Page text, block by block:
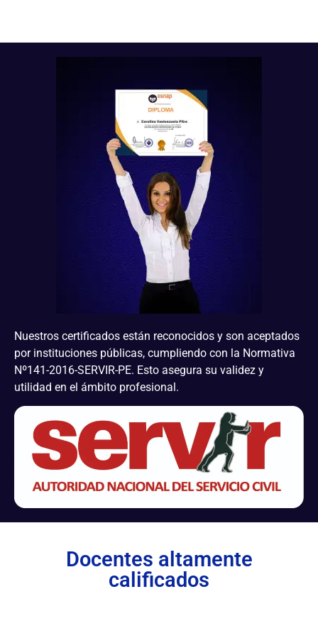
Nuestros certificados están reconocidos y son aceptados
por instituciones públicas, cumpliendo con la Normativa
Nº141-2016-SERVIR-PE. Esto asegura su validez y
utilidad en el ámbito profesional.
Docentes altamente
calificados